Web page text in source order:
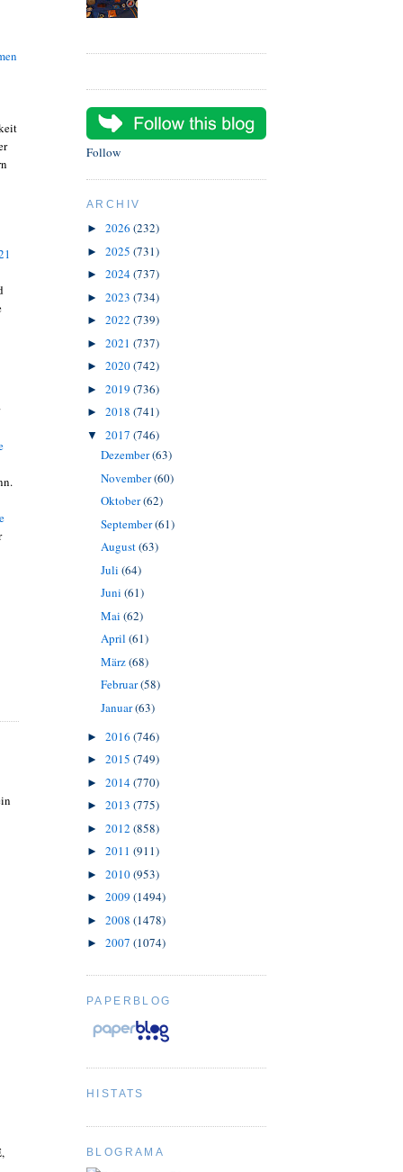
Follow
ARCHIV
► 2026 (232)
► 2025 (731)
► 2024(737)
► 2023 (734)
► 2022 (739)
► 2021 (737)
► 2020(742)
► 2019 (736)
► 2018 (741)
▼ 2017 (746)
Dezember(63)
November(60)
Oktober(62)
September(61)
August(63)
Juli (64)
Juni (61)
Mai (62)
April (61)
März(68)
Februar(58)
Januar(63)
► 2016 (746)
► 2015 (749)
► 2014(770)
► 2013 (775)
► 2012 (858)
► 2011 (911)
► 2010(953)
► 2009 (1494)
► 2008 (1478)
► 2007 (1074)
PAPERBLOG
HISTATS
BLOGRAMA